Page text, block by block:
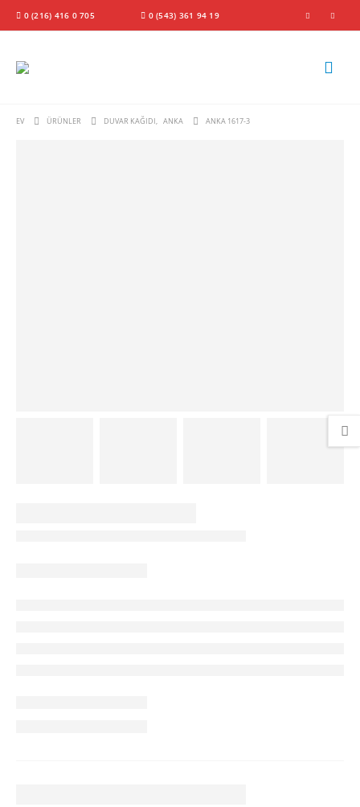
0 (216) 416 0 705 0 (543) 361 94 19
EV ÜRÜNLER DUVAR KAĞIDI, ANKA ANKA 1617-3